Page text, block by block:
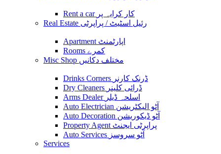
Rent a car کار کرایہ پر
Real Estate رئیل اسٹیٹ / پراپرٹی
Apartment اپارٹمنٹ
Rooms کمرے
Misc Shop مختلف دکانیں
Drinks Corners ڈرنک کارنر
Dry Cleaners ڈرائی کلینر
Arms Dealer اسلحہ ڈیلر
Auto Electrician آٹو الیکٹریشن
Auto Decoration آٹو ڈیکوریشن
Property Agent پراپرٹی ایجنٹ
Auto Services آٹو سروسز
Services